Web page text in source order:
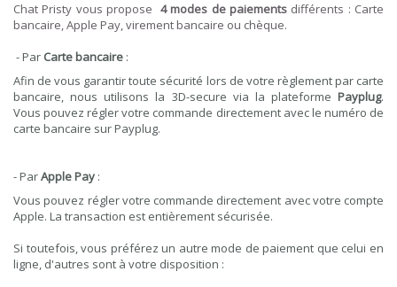
Chat Pristy vous propose 4 modes de paiementsdifférents : Carte
bancaire, Apple Pay, virement bancaire ou chèque.
- Par Carte bancaire :
Afin de vous garantir toute sécurité lors de votre règlement par carte
bancaire, nous utilisons la 3D-secure via la plateforme Payplug.
Vous pouvez régler votre commande directement avec le numéro de
carte bancaire sur Payplug.
- ParApple Pay :
Vous pouvez régler votre commande directement avec votre compte
Apple. La transaction est entièrement sécurisée.
Si toutefois, vous préférez un autre mode de paiement que celui en
ligne, d'autres sont à votre disposition :